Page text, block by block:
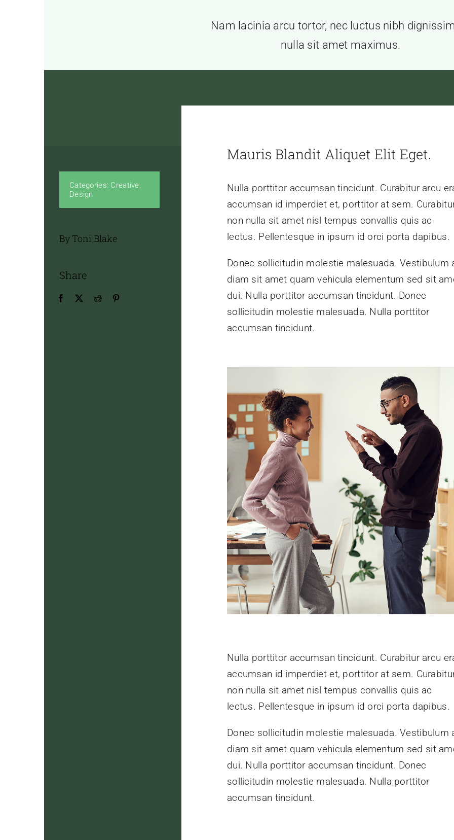
Nam lacinia arcu tortor, nec luctus nibh
nulla sit amet maximus.
Categories: Creative,
Design
By Toni Blake
Share
Mauris Blandit Aliquet Elit Eget.
Nulla porttitor accumsan tincidunt. Curabitur arcu
accumsan id imperdiet et, porttitor at sem.
non nulla sit amet nisl tempus convallis quis ac
lectus. Pellentesque in ipsum id orci porta dapibus.
Donec sollicitudin molestie malesuada. Vestibulum
diam sit amet quam vehicula elementum sed sit
dui. Nulla porttitor accumsan tincidunt. Donec
sollicitudin molestie malesuada. Nulla porttitor
accumsan tincidunt.
Nulla porttitor accumsan tincidunt. Curabitur arcu
accumsan id imperdiet et, porttitor at sem.
non nulla sit amet nisl tempus convallis quis ac
lectus. Pellentesque in ipsum id orci porta dapibus.
Donec sollicitudin molestie malesuada. Vestibulum
diam sit amet quam vehicula elementum sed sit
dui. Nulla porttitor accumsan tincidunt. Donec
sollicitudin molestie malesuada. Nulla porttitor
accumsan tincidunt.